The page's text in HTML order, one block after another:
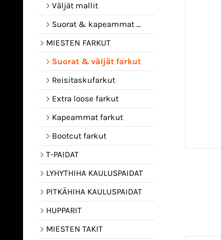
Väljät mallit
Suorat & kapeammat mallit
MIESTEN FARKUT
Suorat & väljät farkut
Reisitaskufarkut
Extra loose farkut
Kapeammat farkut
Bootcut farkut
T-PAIDAT
LYHYTHIHA KAULUSPAIDAT
PITKÄHIHA KAULUSPAIDAT
HUPPARIT
MIESTEN TAKIT